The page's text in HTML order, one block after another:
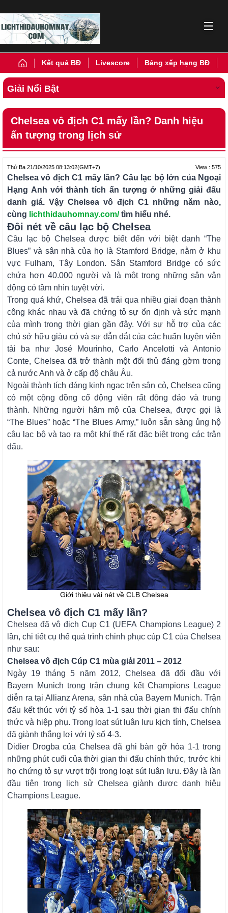
Kết quả BĐ Livescore Bảng xếp hạng BĐ
Giải Nổi Bật
Chelsea vô địch C1 mấy lần? Danh hiệu
ấn tượng trong lịch sử
Thứ Ba 21/10/2025 08:13:02(GMT+7) View : 575
Chelsea vô địch C1 mấy lần? Câu lạc bộ lớn của Ngoại
Hạng Anh với thành tích ấn tượng ở những giải đấu
danh giá. Vậy Chelsea vô địch C1 những năm nào,
cùng lichthidauhomnay.com/tìm hiểu nhé.
Đôi nét về câu lạc bộ Chelsea
Câu lạc bộ Chelsea được biết đến với biệt danh “The
Blues” và sân nhà của họ là Stamford Bridge, nằm ở khu
vực Fulham, Tây London. Sân Stamford Bridge có sức
chứa hơn 40.000 người và là một trong những sân vận
động có tầm nhìn tuyệt vời.
Trong quá khứ, Chelsea đã trải qua nhiều giai đoạn thành
công khác nhau và đã chứng tỏ sự ổn định và sức mạnh
của mình trong thời gian gần đây. Với sự hỗ trợ của các
chủ sở hữu giàu có và sự dẫn dắt của các huấn luyện viên
tài ba như José Mourinho, Carlo Ancelotti và Antonio
Conte, Chelsea đã trở thành một đối thủ đáng gờm trong
cả nước Anh và ở cấp độ châu Âu.
Ngoài thành tích đáng kinh ngạc trên sân cỏ, Chelsea cũng
có một cộng đồng cổ động viên rất đông đảo và trung
thành. Những người hâm mộ của Chelsea, được gọi là
“The Blues” hoặc “The Blues Army,” luôn sẵn sàng ủng hộ
câu lạc bộ và tạo ra một khí thế rất đặc biệt trong các trận
đấu.
Giới thiệu vài nét về CLB Chelsea
Chelsea vô địch C1 mấy lần?
Chelsea đã vô địch Cup C1 (UEFA Champions League) 2
lần, chi tiết cụ thể quá trình chinh phục cúp C1 của Chelsea
như sau:
Chelsea vô địch Cúp C1 mùa giải 2011 – 2012
Ngày 19 tháng 5 năm 2012, Chelsea đã đối đầu với
Bayern Munich trong trận chung kết Champions League
diễn ra tại Allianz Arena, sân nhà của Bayern Munich. Trận
đấu kết thúc với tỷ số hòa 1-1 sau thời gian thi đấu chính
thức và hiệp phụ. Trong loạt sút luân lưu kịch tính, Chelsea
đã giành thắng lợi với tỷ số 4-3.
Didier Drogba của Chelsea đã ghi bàn gỡ hòa 1-1 trong
những phút cuối của thời gian thi đấu chính thức, trước khi
họ chứng tỏ sự vượt trội trong loạt sút luân lưu. Đây là lần
đầu tiên trong lịch sử Chelsea giành được danh hiệu
Champions League.